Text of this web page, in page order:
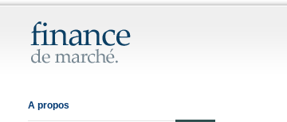
A propos